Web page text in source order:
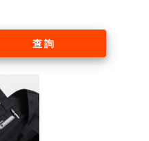
查詢